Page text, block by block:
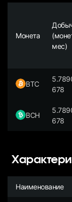
Монета
мес)
BTC
678
BCH
678
Наименование